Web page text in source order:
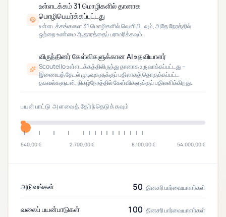
உள்ளடக்கம் 31 மொழிகளில் தானாக
மொழிபெயர்க்கப்பட்டது
உள்ளடக்கங்களை 31 மொழிகளில் வெளியிடவும், அதே நேரத்தில்
ஒற்றை உண்மை ஆதாரத்தைப் பராமரிக்கவும்.
விருந்தினர் கேள்விகளுக்கான AI உதவியாளர்
Scoutello உள்ளடக்கத்திலிருந்து தானாக உருவாக்கப்பட்டது –
இணையத் தேடல் முடிவுகளுக்குப் பதிலாகத் தொகுக்கப்பட்ட
தகவல்களுடன், நிகழ்நேரத்தில் கேள்விகளுக்குப் பதிலளிக்கிறது.
பயன்பாட்டு அளவைத் தேர்ந்தெடுக்கவும்
540,00 € 2.700,00 € 8.100,00 € 54.000,00 €
அடுவங்கள் 50 தினசரி பார்வையாளர்கள்
வலைப் பயன்பாடுகள் 100 தினசரி பார்வையாளர்கள்